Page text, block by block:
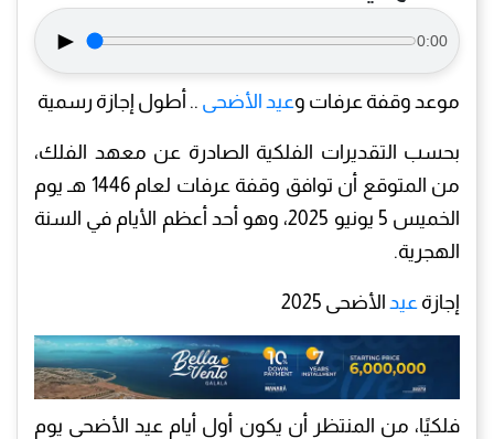
► 0:00
موعد وقفة عرفات وعيد الأضحى .. أطول إجازة رسمية
بحسب التقديرات الفلكية الصادرة عن معهد الفلك،
من المتوقع أن توافق وقفة عرفات لعام 1446 هـ يوم
الخميس 5 يونيو 2025، وهو أحد أعظم الأيام في السنة
الهجرية.
إجازة عيد الأضحى 2025
فلكيًا، من المنتظر أن يكون أول أيام عيد الأضحى يوم